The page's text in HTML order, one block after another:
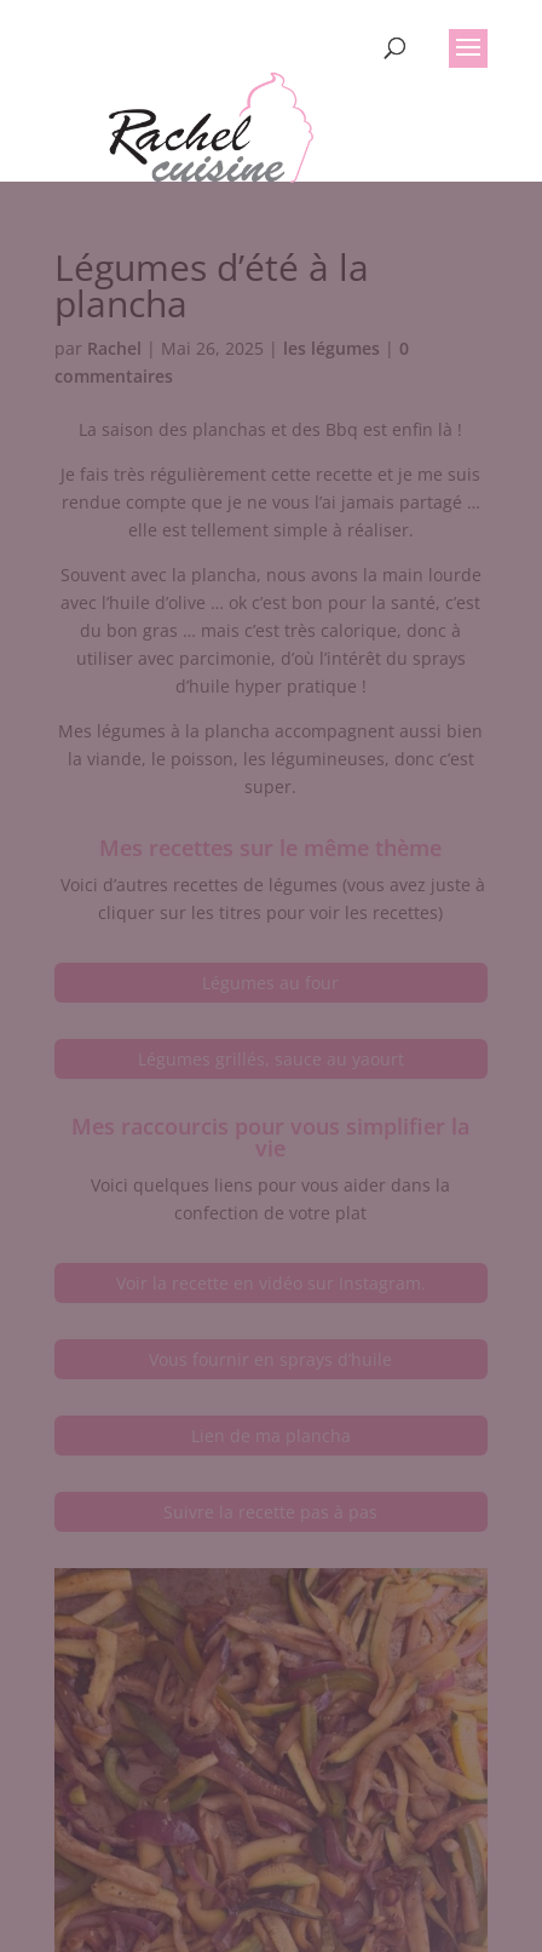
Légumes d’été à la
plancha
par Rachel | Mai 26, 2025 | les légumes | 0
commentaires
La saison des planchas et des Bbq est enfin là !
Je fais très régulièrement cette recette et je me suis
rendue compte que je ne vous l’ai jamais partagé …
elle est tellement simple à réaliser.
Souvent avec la plancha, nous avons la main lourde
avec l’huile d’olive … ok c’est bon pour la santé, c’est
du bon gras … mais c’est très calorique, donc à
utiliser avec parcimonie, d’où l’intérêt du sprays
d’huile hyper pratique !
Mes légumes à la plancha accompagnent aussi bien
la viande, le poisson, les légumineuses, donc c’est
super.
Mes recettes sur le même thème
Voici d’autres recettes de légumes (vous avez juste à
cliquer sur les titres pour voir les recettes)
Légumes au four
Légumes grillés, sauce au yaourt
Mes raccourcis pour vous simplifier la
vie
Voici quelques liens pour vous aider dans la
confection de votre plat
Voir la recette en vidéo sur Instagram.
Vous fournir en sprays d’huile
Lien de ma plancha
Suivre la recette pas à pas